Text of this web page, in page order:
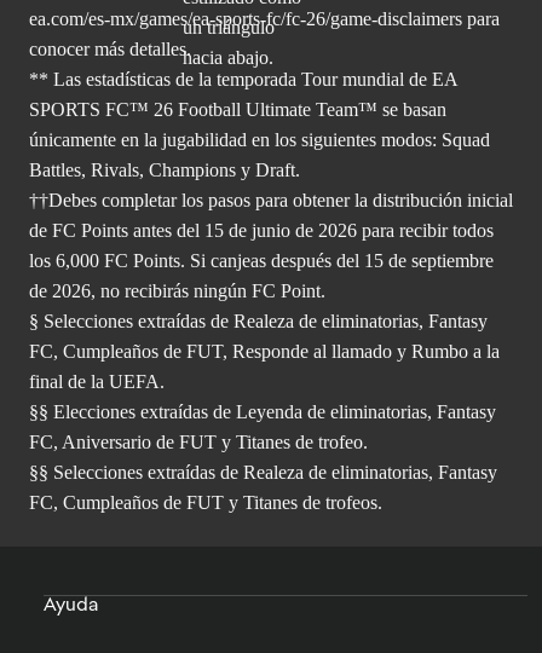
ea.com/es-mx/games/ea-sports-fc/fc-26/game-disclaimers para
conocer más detalles.
** Las estadísticas de la temporada Tour mundial de EA
SPORTS FC™ 26 Football Ultimate Team™ se basan
únicamente en la jugabilidad en los siguientes modos: Squad
Battles, Rivals, Champions y Draft.
††Debes completar los pasos para obtener la distribución inicial
de FC Points antes del 15 de junio de 2026 para recibir todos
los 6,000 FC Points. Si canjeas después del 15 de septiembre
de 2026, no recibirás ningún FC Point.
§ Selecciones extraídas de Realeza de eliminatorias, Fantasy
FC, Cumpleaños de FUT, Responde al llamado y Rumbo a la
final de la UEFA.
§§ Elecciones extraídas de Leyenda de eliminatorias, Fantasy
FC, Aniversario de FUT y Titanes de trofeo.
§§ Selecciones extraídas de Realeza de eliminatorias, Fantasy
FC, Cumpleaños de FUT y Titanes de trofeos.
Ayuda